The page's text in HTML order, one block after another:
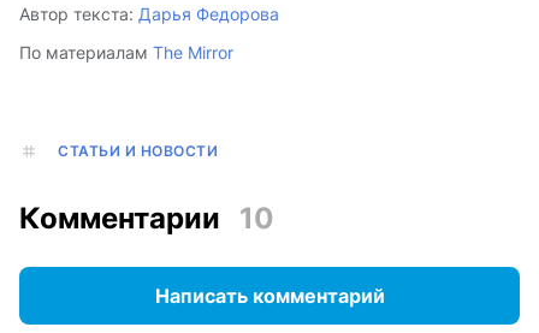
Автор текста: Дарья Федорова
По материалам The Mirror
СТАТЬИ И НОВОСТИ
Комментарии 10
Написать комментарий